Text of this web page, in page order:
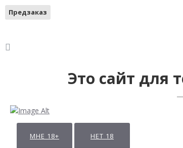
Это сайт для
МНЕ 18+ НЕТ 18
Предзаказ